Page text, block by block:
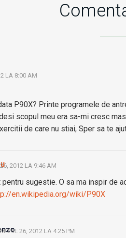
LA 8:00 AM
P90X? Printe programele de
scopul meu era sa-mi cresc
de care nu stiai, Sper sa te
2012 LA 9:46 AM
pentru sugestie. O sa ma inspir de
en.wikipedia.org/wiki/P90X
26, 2012 LA 4:25 PM